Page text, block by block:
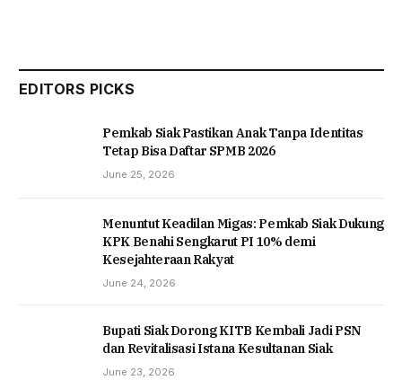
EDITORS PICKS
Pemkab Siak Pastikan Anak Tanpa Identitas
Tetap Bisa Daftar SPMB 2026
June 25, 2026
Menuntut Keadilan Migas: Pemkab Siak Dukung
KPK Benahi Sengkarut PI 10% demi
Kesejahteraan Rakyat
June 24, 2026
Bupati Siak Dorong KITB Kembali Jadi PSN
dan Revitalisasi Istana Kesultanan Siak
June 23, 2026